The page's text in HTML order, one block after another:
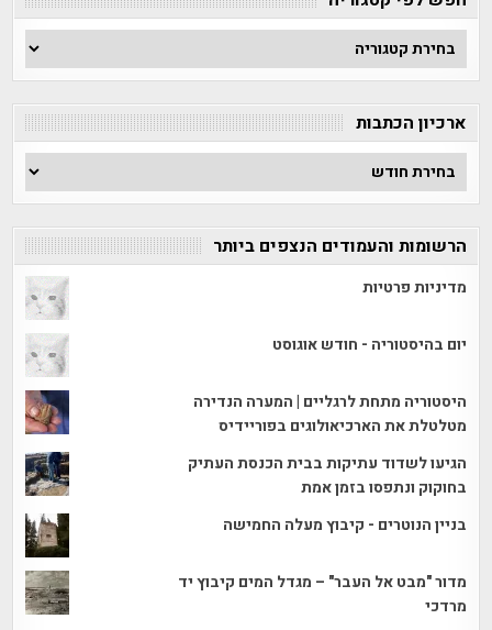
חפש
לפי
קטגוריה
ארכיון הכתבות
ארכיון
הכתבות
הרשומות והעמודים הנצפים ביותר
מדיניות פרטיות
יום בהיסטוריה - חודש אוגוסט
היסטוריה מתחת לרגליים | המערה הנדירה
מטלטלת את הארכיאולוגים בפוריידיס
הגיעו לשדוד עתיקות בבית הכנסת העתיק
בחוקוק ונתפסו בזמן אמת
בניין הנוטרים - קיבוץ מעלה החמישה
מדור "מבט אל העבר" – מגדל המים קיבוץ יד
מרדכי